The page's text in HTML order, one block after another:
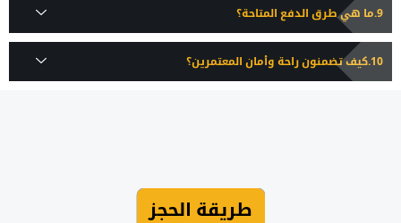
ما هي طرق الدفع المتاحة؟
كيف تضمنون راحة وأمان المعتمرين؟
طريقة الحجز